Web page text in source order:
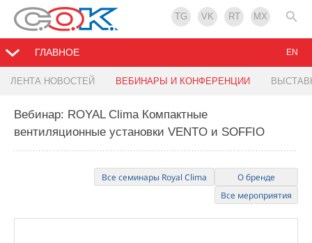
TG VK RT MX
ГЛАВНОЕ
ЛЕНТА НОВОСТЕЙ ВЕБИНАРЫ И КОНФЕРЕНЦИИ
EN
Вебинар: ROYAL Clima Компактные
вентиляционные установки VENTO и SOFFIO
Все семинары Royal Clima
О бренде
Все мероприятия